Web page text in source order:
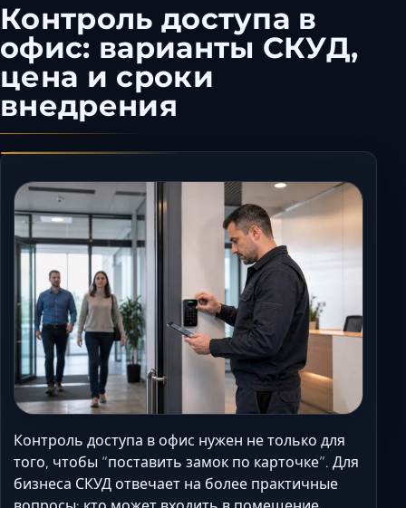
Грозный
Дербент
Евпатория
Краснодар
Магас
Майкоп
Махачкала
Минеральные Воды
Назрань
Нальчик
Новороссийск
Пятигорск
Севастополь
Симферополь
Контроль доступа в
офис: варианты СКУД,
цена и сроки
внедрения
Контроль доступа в офис нужен не только для
того, чтобы “поставить замок по карточке”. Для
бизнеса СКУД отвечает на более практичные